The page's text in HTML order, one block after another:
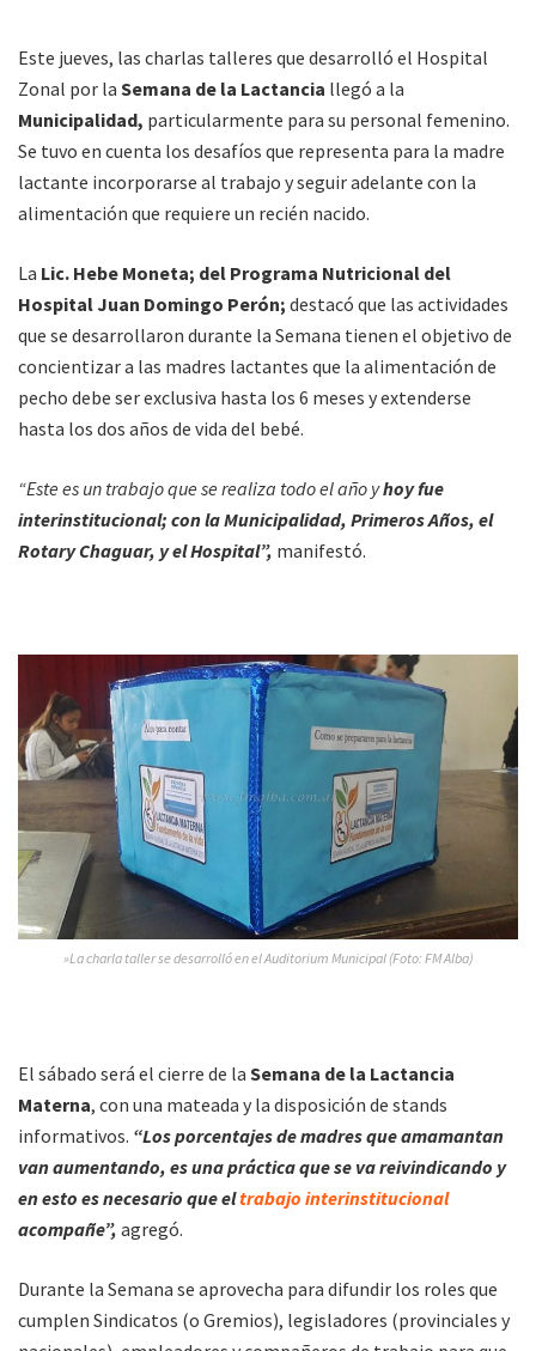
Este jueves, las charlas talleres que desarrolló el Hospital
Zonal por la Semana de la Lactancia llegó a la
Municipalidad, particularmente para su personal femenino.
Se tuvo en cuenta los desafíos que representa para la madre
lactante incorporarse al trabajo y seguir adelante con la
alimentación que requiere un recién nacido.
La Lic. Hebe Moneta; del Programa Nutricional del
Hospital Juan Domingo Perón; destacó que las actividades
que se desarrollaron durante la Semana tienen el objetivo de
concientizar a las madres lactantes que la alimentación de
pecho debe ser exclusiva hasta los 6 meses y extenderse
hasta los dos años de vida del bebé.
“Este es un trabajo que se realiza todo el año yhoy fue
interinstitucional; con la Municipalidad, Primeros Años, el
Rotary Chaguar, y el Hospital”, manifestó.
»La charla taller se desarrolló en el Auditorium Municipal (Foto: FM Alba)
El sábado será el cierre de la Semana de la Lactancia
Materna, con una mateada y la disposición de stands
informativos. “Los porcentajes de madres que amamantan
van aumentando, es una práctica que se va reivindicando y
en esto es necesario que eltrabajo interinstitucional
acompañe”, agregó.
Durante la Semana se aprovecha para difundir los roles que
cumplen Sindicatos (o Gremios), legisladores (provinciales y